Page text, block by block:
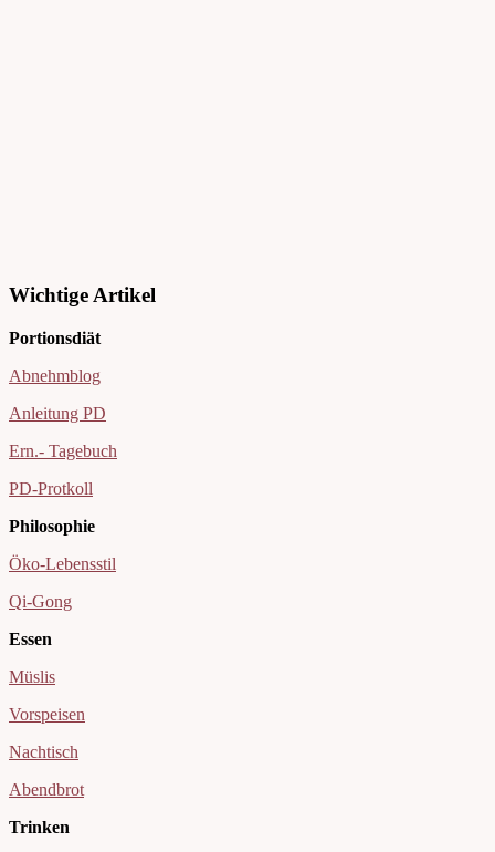
Wichtige Artikel
Portionsdiät
Abnehmblog
Anleitung PD
Ern.- Tagebuch
PD-Protkoll
Philosophie
Öko-Lebensstil
Qi-Gong
Essen
Müslis
Vorspeisen
Nachtisch
Abendbrot
Trinken